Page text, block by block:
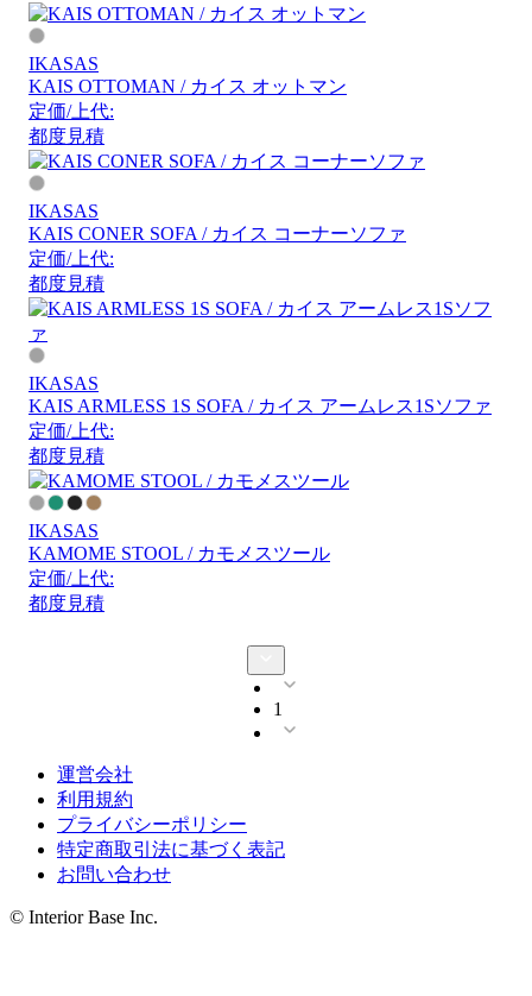
IKASAS
KAIS OTTOMAN / カイス オットマン
定価/上代:
都度見積
IKASAS
KAIS CONER SOFA / カイス コーナーソファ
定価/上代:
都度見積
IKASAS
KAIS ARMLESS 1S SOFA / カイス アームレス1Sソファ
定価/上代:
都度見積
IKASAS
KAMOME STOOL / カモメスツール
定価/上代:
都度見積
1
運営会社
利用規約
プライバシーポリシー
特定商取引法に基づく表記
お問い合わせ
© Interior Base Inc.